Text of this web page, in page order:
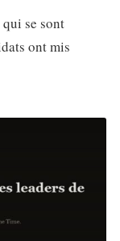
se sont
ont mis